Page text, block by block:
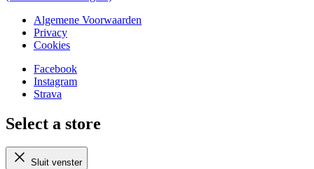
Algemene Voorwaarden
Privacy
Cookies
Facebook
Instagram
Strava
Select a store
Sluit venster